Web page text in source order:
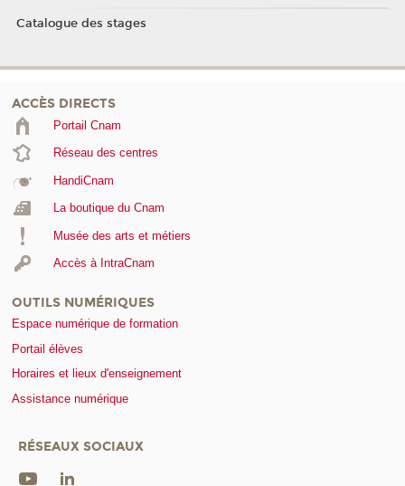
Catalogue des stages
ACCÈS DIRECTS
Portail Cnam
Réseau des centres
HandiCnam
La boutique du Cnam
Musée des arts et métiers
Accès à IntraCnam
OUTILS NUMÉRIQUES
Espace numérique de formation
Portail élèves
Horaires et lieux d'enseignement
Assistance numérique
RÉSEAUX SOCIAUX